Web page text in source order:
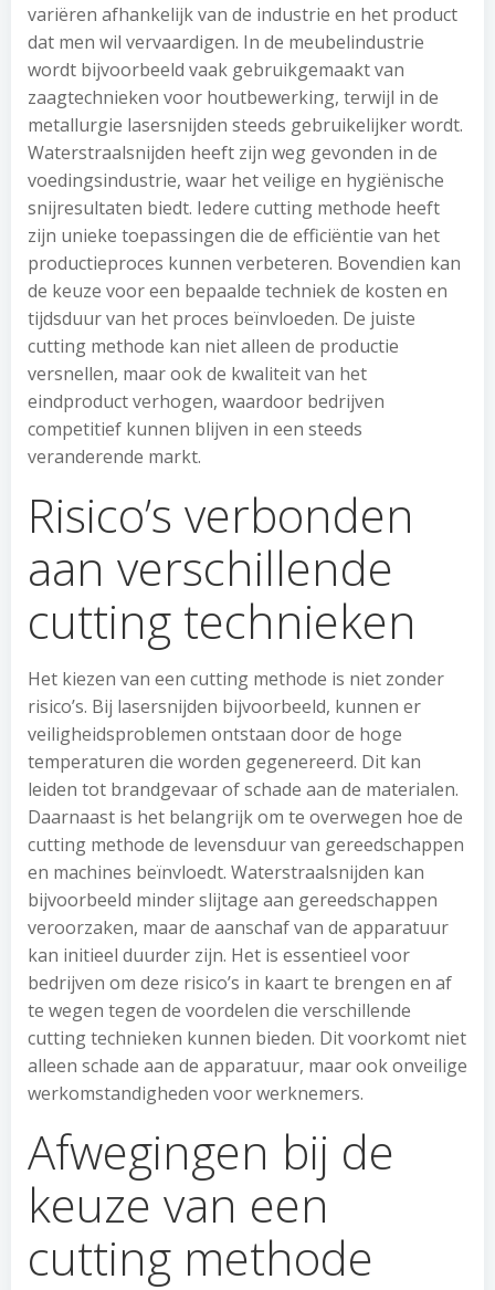
variëren afhankelijk van de industrie en het product
dat men wil vervaardigen. In de meubelindustrie
wordt bijvoorbeeld vaak gebruikgemaakt van
zaagtechnieken voor houtbewerking, terwijl in de
metallurgie lasersnijden steeds gebruikelijker wordt.
Waterstraalsnijden heeft zijn weg gevonden in de
voedingsindustrie, waar het veilige en hygiënische
snijresultaten biedt. Iedere cutting methode heeft
zijn unieke toepassingen die de efficiëntie van het
productieproces kunnen verbeteren. Bovendien kan
de keuze voor een bepaalde techniek de kosten en
tijdsduur van het proces beïnvloeden. De juiste
cutting methode kan niet alleen de productie
versnellen, maar ook de kwaliteit van het
eindproduct verhogen, waardoor bedrijven
competitief kunnen blijven in een steeds
veranderende markt.
Risico’s verbonden
aan verschillende
cutting technieken
Het kiezen van een cutting methode is niet zonder
risico’s. Bij lasersnijden bijvoorbeeld, kunnen er
veiligheidsproblemen ontstaan door de hoge
temperaturen die worden gegenereerd. Dit kan
leiden tot brandgevaar of schade aan de materialen.
Daarnaast is het belangrijk om te overwegen hoe de
cutting methode de levensduur van gereedschappen
en machines beïnvloedt. Waterstraalsnijden kan
bijvoorbeeld minder slijtage aan gereedschappen
veroorzaken, maar de aanschaf van de apparatuur
kan initieel duurder zijn. Het is essentieel voor
bedrijven om deze risico’s in kaart te brengen en af
te wegen tegen de voordelen die verschillende
cutting technieken kunnen bieden. Dit voorkomt niet
alleen schade aan de apparatuur, maar ook onveilige
werkomstandigheden voor werknemers.
Afwegingen bij de
keuze van een
cutting methode